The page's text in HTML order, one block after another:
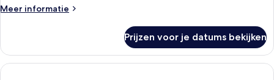
laden
Meer informatie
Meer
for
4
with
Prijzen voor je datums bekijken